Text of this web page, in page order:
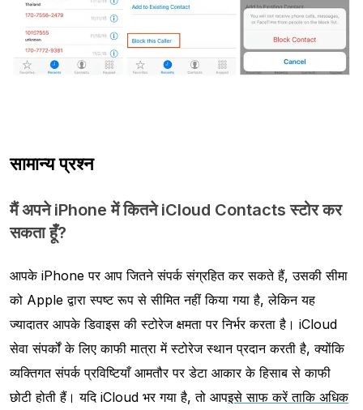
सामान्य प्रश्न
मैं अपने iPhone में कितने iCloud Contacts स्टोर कर
सकता हूँ?
आपके iPhone पर आप जितने संपर्क संग्रहित कर सकते हैं, उसकी सीमा
को Apple द्वारा स्पष्ट रूप से सीमित नहीं किया गया है, लेकिन यह
ज्यादातर आपके डिवाइस की स्टोरेज क्षमता पर निर्भर करता है। iCloud
सेवा संपर्कों के लिए काफी मात्रा में स्टोरेज स्थान प्रदान करती है, क्योंकि
व्यक्तिगत संपर्क प्रविष्टियाँ आमतौर पर डेटा आकार के हिसाब से काफी
छोटी होती हैं। यदि iCloud भर गया है, तो आपइसे साफ करें ताकि अधिक